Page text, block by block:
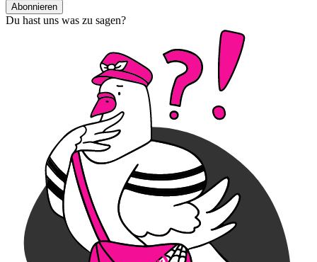
Abonnieren
Du hast uns was zu sagen?